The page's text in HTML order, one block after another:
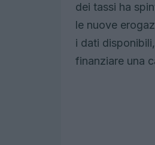
dei tassi ha
le nuove
i dati
finanziare una